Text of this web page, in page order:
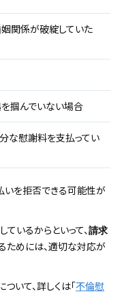
関係が破綻していた
掴んでいない場合
な慰謝料を支払ってい
いを拒否できる可能性が
いるからといって、請求
ためには、適切な対応が
いて、詳しくは「不倫慰